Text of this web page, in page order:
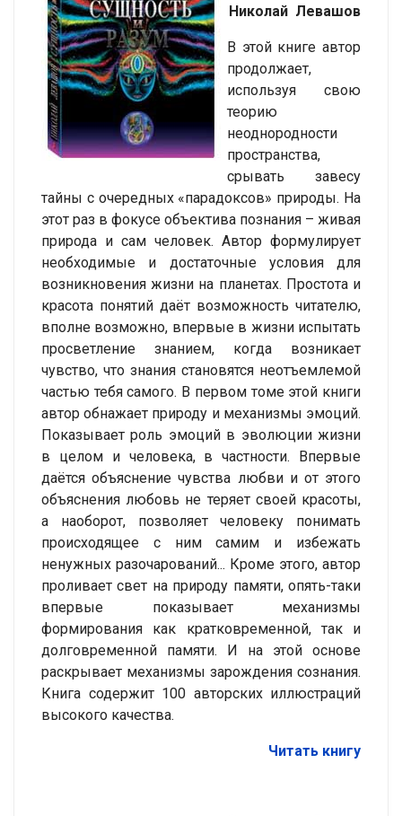
Николай Левашов
В этой книге автор
продолжает,
используя свою
теорию
неоднородности
пространства,
срывать завесу
тайны с очередных «парадоксов» природы. На
этот раз в фокусе объектива познания – живая
природа и сам человек. Автор формулирует
необходимые и достаточные условия для
возникновения жизни на планетах. Простота и
красота понятий даёт возможность читателю,
вполне возможно, впервые в жизни испытать
просветление знанием, когда возникает
чувство, что знания становятся неотъемлемой
частью тебя самого. В первом томе этой книги
автор обнажает природу и механизмы эмоций.
Показывает роль эмоций в эволюции жизни
в целом и человека, в частности. Впервые
даётся объяснение чувства любви и от этого
объяснения любовь не теряет своей красоты,
а наоборот, позволяет человеку понимать
происходящее с ним самим и избежать
ненужных разочарований... Кроме этого, автор
проливает свет на природу памяти, опять-таки
впервые показывает механизмы
формирования как кратковременной, так и
долговременной памяти. И на этой основе
раскрывает механизмы зарождения сознания.
Книга содержит 100 авторских иллюстраций
высокого качества.
Читать книгу